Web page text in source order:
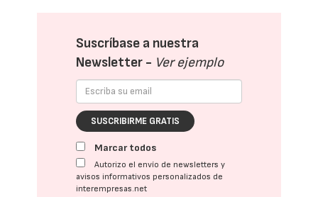
Suscríbase a nuestra
Newsletter - Ver ejemplo
SUSCRIBIRME GRATIS
Marcar todos
Autorizo el envío de newsletters y
avisos informativos personalizados de
interempresas.net